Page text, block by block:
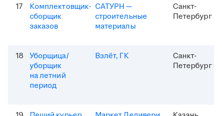
17
Комплектовщик-
сборщик
заказов
САТУРН —
строительные
материалы
Санкт-
Петербург
18
Уборщица/
уборщик
на летний
период
Взлёт, ГК
Санкт-
Петербург